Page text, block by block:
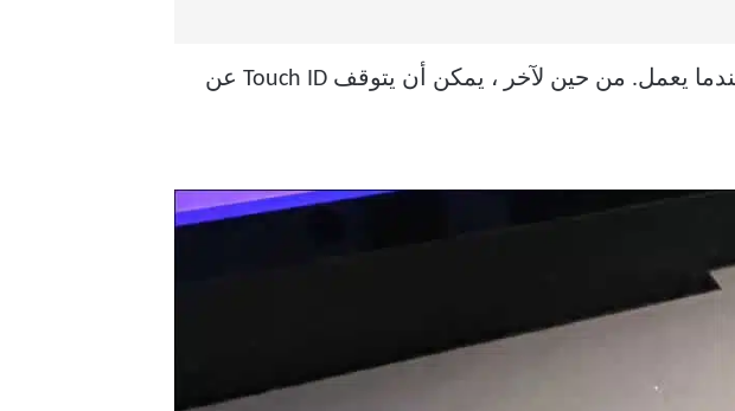
أسهل بكثير ، على الأقل عندما يعمل. من حين لآخر ، يمكن أن يتوقف Touch ID عن